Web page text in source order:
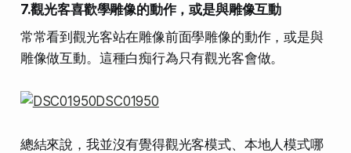
7.觀光客喜歡學雕像的動作，或是與雕像互動
常常看到觀光客站在雕像前面學雕像的動作，或是與
雕像做互動。這種白痴行為只有觀光客會做。
總結來說，我並沒有覺得觀光客模式、本地人模式哪